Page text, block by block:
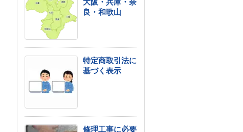
大阪・兵庫・奈
良・和歌山
特定商取引法に
基づく表示
修理工事に必要